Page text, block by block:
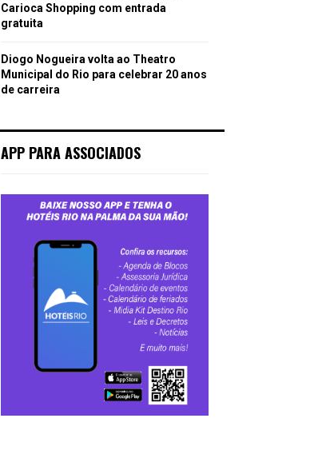
Carioca Shopping com entrada
gratuita
Diogo Nogueira volta ao Theatro
Municipal do Rio para celebrar 20 anos
de carreira
APP PARA ASSOCIADOS